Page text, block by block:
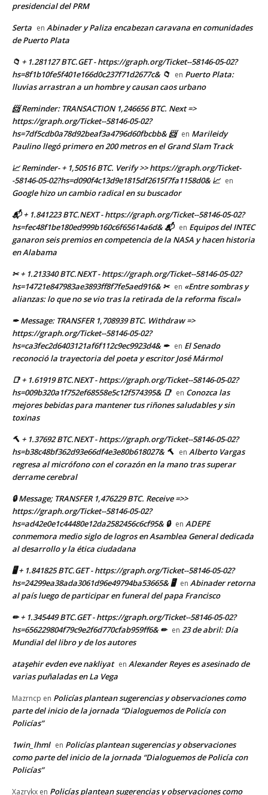
presidencial del PRM
Serta en Abinader y Paliza encabezan caravana en comunidades
de Puerto Plata
📁 + 1.281127 BTC.GET - https://graph.org/Ticket--58146-05-02?
hs=8f1b10fe5f401e166d0c237f71d2677c& 📁 en Puerto Plata:
lluvias arrastran a un hombre y causan caos urbano
📨 Reminder: TRANSACTION 1,246656 BTC. Next =>
https://graph.org/Ticket--58146-05-02?
hs=7df5cdb0a78d92beaf3a4796d60fbcbb& 📨 en Marileidy
Paulino llegó primero en 200 metros en el Grand Slam Track
📈 Reminder- + 1,50516 BTC. Verify >> https://graph.org/Ticket-
-58146-05-02?hs=d090f4c13d9e1815df2615f7fa1158d0& 📈 en
Google hizo un cambio radical en su buscador
📬 + 1.841223 BTC.NEXT - https://graph.org/Ticket--58146-05-02?
hs=fec48f1be180ed999b160c6f65614a6d& 📬 en Equipos del INTEC
ganaron seis premios en competencia de la NASA y hacen historia
en Alabama
✂ + 1.213340 BTC.NEXT - https://graph.org/Ticket--58146-05-02?
hs=14721e847983ae3893ff8f7fe5aed916& ✂ en «Entre sombras y
alianzas: lo que no se vio tras la retirada de la reforma fiscal»
✒ Message: TRANSFER 1,708939 BTC. Withdraw =>
https://graph.org/Ticket--58146-05-02?
hs=ca3fec2d6403121af6f112c9ec9923d4& ✒ en El Senado
reconoció la trayectoria del poeta y escritor José Mármol
📑 + 1.61919 BTC.NEXT - https://graph.org/Ticket--58146-05-02?
hs=009b320a1f752ef68558e5c12f574395& 📑 en Conozca las
mejores bebidas para mantener tus riñones saludables y sin
toxinas
🔨 + 1.37692 BTC.NEXT - https://graph.org/Ticket--58146-05-02?
hs=b38c48bf362d93e66df4e3e80b618027& 🔨 en Alberto Vargas
regresa al micrófono con el corazón en la mano tras superar
derrame cerebral
🔒 Message; TRANSFER 1,476229 BTC. Receive =>>
https://graph.org/Ticket--58146-05-02?
hs=ad42e0e1c44480e12da2582456c6cf95& 🔒 en ADEPE
conmemora medio siglo de logros en Asamblea General dedicada
al desarrollo y la ética ciudadana
🖥 + 1.841825 BTC.GET - https://graph.org/Ticket--58146-05-02?
hs=24299ea38ada3061d96e49794ba53665& 🖥 en Abinader retorna
al país luego de participar en funeral del papa Francisco
✏ + 1.345449 BTC.GET - https://graph.org/Ticket--58146-05-02?
hs=656229804f79c9e2f6d770cfab959ff6& ✏ en 23 de abril: Día
Mundial del libro y de los autores
ataşehir evden eve nakliyat en Alexander Reyes es asesinado de
varias puñaladas en La Vega
Mazrncp en Policías plantean sugerencias y observaciones como
parte del inicio de la jornada “Dialoguemos de Policía con
Policías”
1win_lhml en Policías plantean sugerencias y observaciones
como parte del inicio de la jornada “Dialoguemos de Policía con
Policías”
Xazrykx en Policías plantean sugerencias y observaciones como